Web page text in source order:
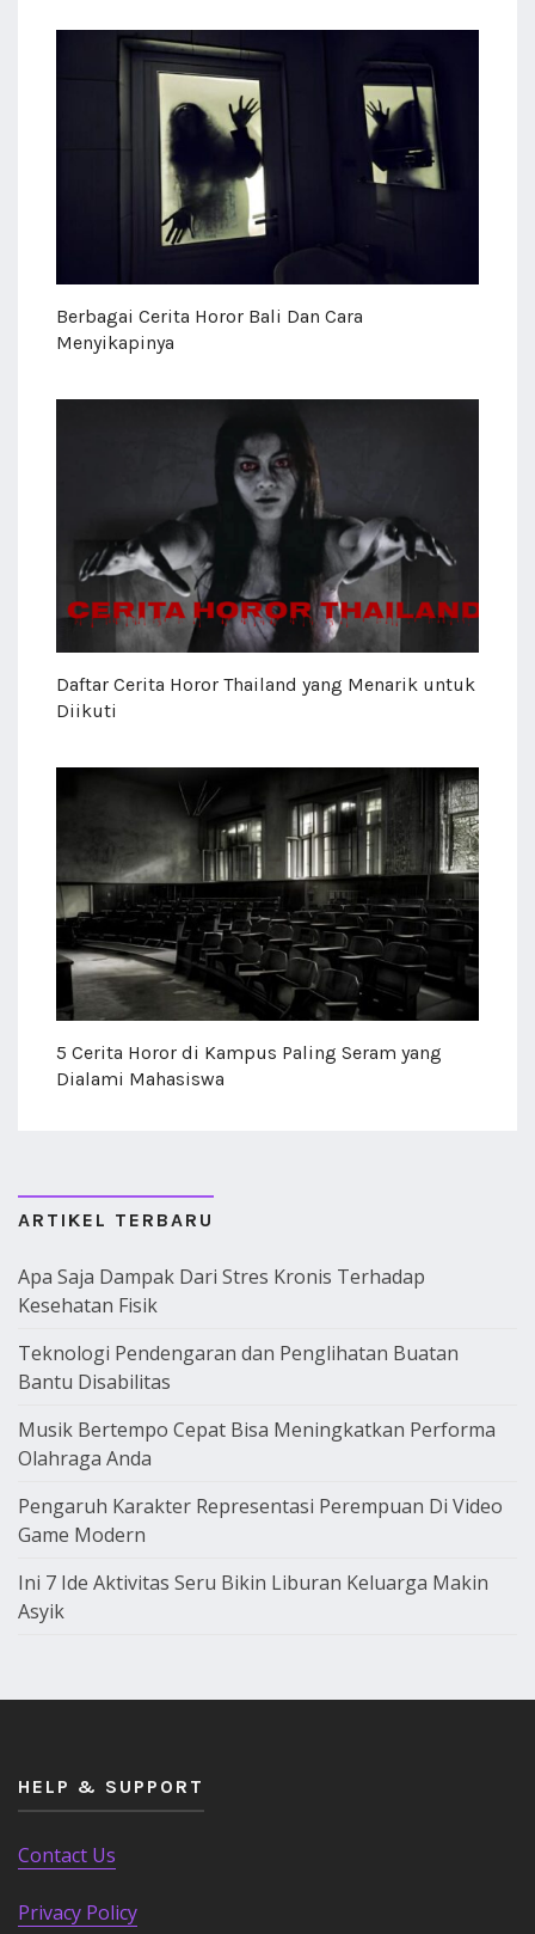
Berbagai Cerita Horor Bali Dan Cara
Menyikapinya
Daftar Cerita Horor Thailand yang Menarik untuk
Diikuti
5 Cerita Horor di Kampus Paling Seram yang
Dialami Mahasiswa
ARTIKEL TERBARU
Apa Saja Dampak Dari Stres Kronis Terhadap
Kesehatan Fisik
Teknologi Pendengaran dan Penglihatan Buatan
Bantu Disabilitas
Musik Bertempo Cepat Bisa Meningkatkan Performa
Olahraga Anda
Pengaruh Karakter Representasi Perempuan Di Video
Game Modern
Ini 7 Ide Aktivitas Seru Bikin Liburan Keluarga Makin
Asyik
HELP & SUPPORT
Contact Us
Privacy Policy